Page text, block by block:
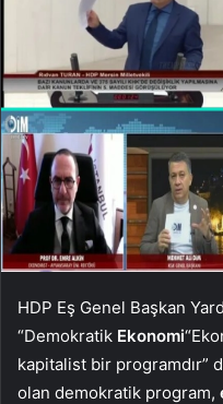
HDP Eş Genel Başkan
“Demokratik Ekonomi
kapitalist bir programdır”
olan demokratik program,